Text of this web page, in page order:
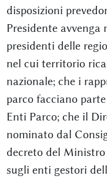
disposizioni
Presidente
presidenti delle
nel cui territorio
nazionale; che i
parco facciano
Enti Parco; che il
nominato dal
decreto del
sugli enti gestori